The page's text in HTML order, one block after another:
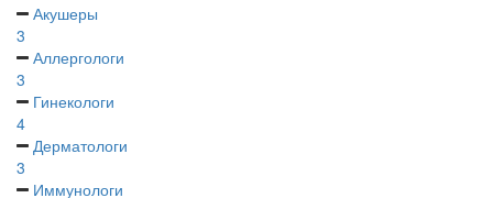
Акушеры
3
Аллергологи
3
Гинекологи
4
Дерматологи
3
Иммунологи